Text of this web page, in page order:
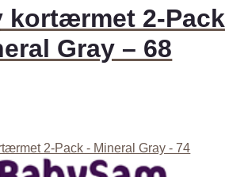
kortærmet 2-Pack
Gray – 68